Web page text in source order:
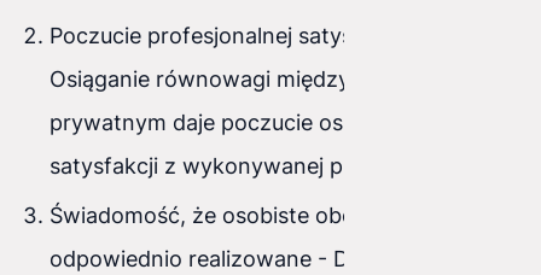
Poczucie profesjonalnej satysfakcji -
Osiąganie równowagi między pracą a życiem
prywatnym daje poczucie osiągnięcia i
satysfakcji z wykonywanej pracy.
Świadomość, że osobiste obowiązki są
odpowiednio realizowane - Dobra